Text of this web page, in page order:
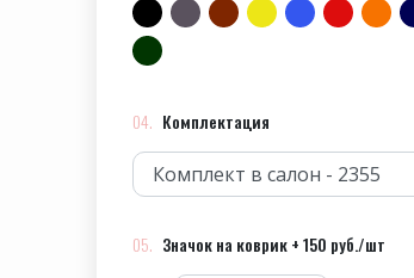
Комплектация
Значок на коврик + 150 руб./шт